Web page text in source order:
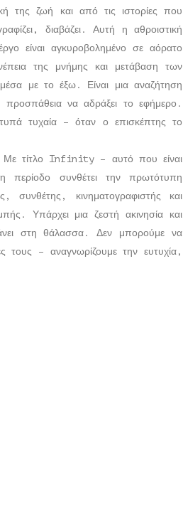
ζωή και από τις ιστορίες που
διαβάζει. Αυτή η αθροιστική
είναι αγκυροβολημένο σε αόρατο
της μνήμης και μετάβαση των
με το έξω. Είναι μια αναζήτηση
να αδράξει το εφήμερο.
τυχαία – όταν ο επισκέπτης το
Με τίτλο Infinity – αυτό που είναι
συνθέτει την πρωτότυπη
συνθέτης, κινηματογραφιστής και
Υπάρχει μια ζεστή ακινησία και
στη θάλασσα. Δεν μπορούμε να
τους – αναγνωρίζουμε την ευτυχία,